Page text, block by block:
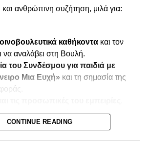
και ανθρώπινη συζήτηση, μιλά για:
καθήκοντακαι τον
να αναλάβει στη Βουλή.
του Συνδέσμου για παιδιά με
Μια Ευχή» και τη σημασία της
τον τραυματισμό του κατά την
του 1974.
CONTINUE READING